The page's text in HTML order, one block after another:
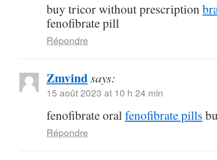
buy tricor without prescription
fenofibrate pill
Répondre
Zmvindsays:
15 août 2023 at 10 h 24 min
fenofibrate oralfenofibrate pills
Répondre